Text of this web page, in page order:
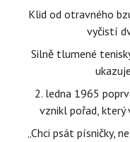
Klid od otravného
vyčistí
Silně tlumené
2. ledna 1965
vznikl pořad, který
„Chci psát písničky,